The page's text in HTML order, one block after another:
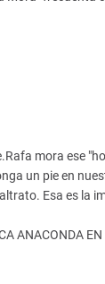
mora ese
un pie en
Esa es la
ANACONDA EN